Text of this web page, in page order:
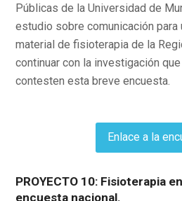
Públicas de la Universidad de
estudio sobre comunicación para
material de fisioterapia de la
continuar con la investigación
contesten esta breve encuesta.
Enlace a la
PROYECTO 10: Fisioterapia
encuesta nacional.